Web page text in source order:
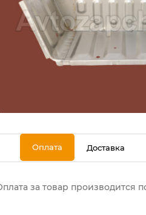
Оплата Доставка
за товар производится